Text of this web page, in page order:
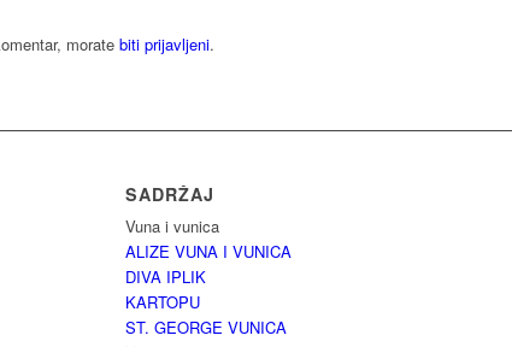
morate biti prijavljeni.
SADRŽAJ
Vuna i vunica
ALIZE VUNA I VUNICA
DIVA IPLIK
KARTOPU
ST. GEORGE VUNICA